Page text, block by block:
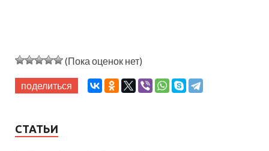
(Пока оценок нет)
поделиться
СТАТЬИ